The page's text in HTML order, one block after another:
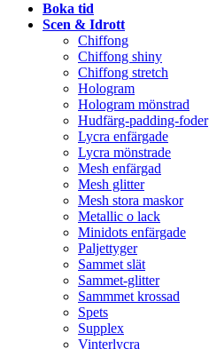
Boka tid
Scen & Idrott
Chiffong
Chiffong shiny
Chiffong stretch
Hologram
Hologram mönstrad
Hudfärg-padding-foder
Lycra enfärgade
Lycra mönstrade
Mesh enfärgad
Mesh glitter
Mesh stora maskor
Metallic o lack
Minidots enfärgade
Paljettyger
Sammet slät
Sammet-glitter
Sammmet krossad
Spets
Supplex
Vinterlycra